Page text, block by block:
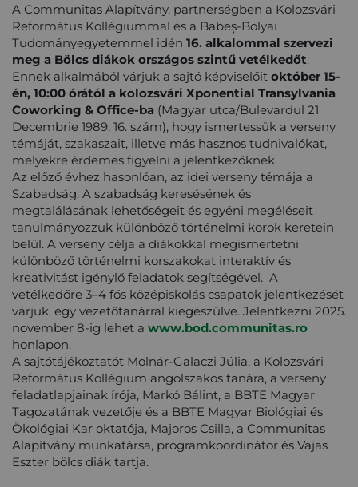
A Communitas Alapítvány, partnerségben a Kolozsvári
Református Kollégiummal és a Babeș-Bolyai
Tudományegyetemmel idén 16. alkalommal szervezi
meg a Bölcs diákok országos szintű vetélkedőt.
Ennek alkalmából várjuk a sajtó képviselőit október 15-
én, 10:00 órától a kolozsvári Xponential Transylvania
Coworking & Office-ba (Magyar utca/Bulevardul 21
Decembrie 1989, 16. szám), hogy ismertessük a verseny
témáját, szakaszait, illetve más hasznos tudnivalókat,
melyekre érdemes figyelni a jelentkezőknek.
Az előző évhez hasonlóan, az idei verseny témája a
Szabadság. A szabadság keresésének és
megtalálásának lehetőségeit és egyéni megéléseit
tanulmányozzuk különböző történelmi korok keretein
belül. A verseny célja a diákokkal megismertetni
különböző történelmi korszakokat interaktív és
kreativitást igénylő feladatok segítségével. A
vetélkedőre 3–4 fős középiskolás csapatok jelentkezését
várjuk, egy vezetőtanárral kiegészülve. Jelentkezni 2025.
november 8-ig lehet a www.bod.communitas.ro
honlapon.
A sajtótájékoztatót Molnár-Galaczi Júlia, a Kolozsvári
Református Kollégium angolszakos tanára, a verseny
feladatlapjainak írója, Markó Bálint, a BBTE Magyar
Tagozatának vezetője és a BBTE Magyar Biológiai és
Ökológiai Kar oktatója, Majoros Csilla, a Communitas
Alapítvány munkatársa, programkoordinátor és Vajas
Eszter bölcs diák tartja.